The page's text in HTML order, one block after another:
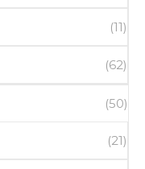
(11)
(62)
(50)
(21)